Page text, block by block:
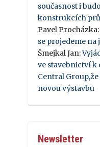
současnost i
konstrukcích
Pavel Procházka:
se projedeme na
Šmejkal Jan:
ve stavebnictví k
Central
novou výstavbu
Newsletter